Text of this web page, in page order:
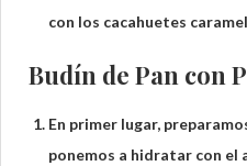
con los cacahuetes
Budín de Pan con
En primer lugar,
ponemos a hidratar con el